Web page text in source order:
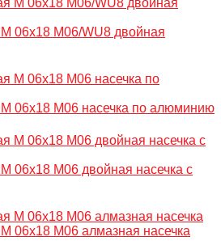
06х18 M06/WU8 двойная
06х18 M06 насечка по алюминию
06х18 M06 двойная насечка с
06х18 M06 алмазная насечка